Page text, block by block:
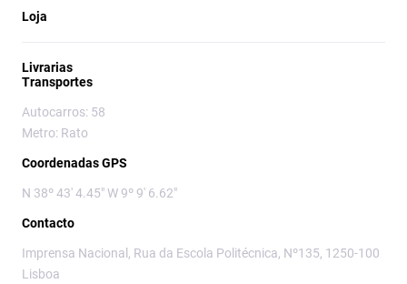
Loja
Livrarias
Transportes
Autocarros: 58
Metro: Rato
Coordenadas GPS
N 38º 43' 4.45" W 9º 9' 6.62"
Contacto
Imprensa Nacional, Rua da Escola Politécnica, Nº135, 1250-100
Lisboa